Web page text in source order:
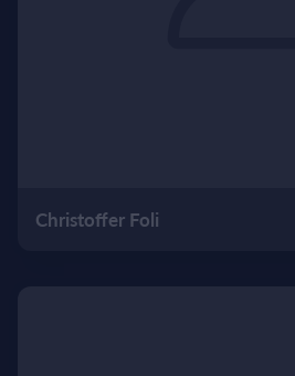
Christoffer Foli